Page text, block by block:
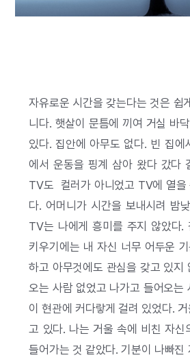
자유로운 시간을 갖는다는 것은 쉽
니다. 햇살이 문틈에 끼여 거실 바
있다. 집안에 아무도 없다. 빈 집에
에서 운동을 핑계 삼아 왔다 갔다
TV도 컬러가 아니었고 TV에 열을
다. 어머니가 시간을 보내시려 밤
TV는 나에게 흥미를 주지 않았다.
키우기에는 내 자신 너무 어두운
하고 아무것에도 관심을 갖고 있지
오는 사람 없었고 나가고 들어오는
이 현관에 커다랗게 걸려 있었다.
고 있다. 나는 거울 속에 비친 자신
들어가는 것 같았다. 기분이 나빠진